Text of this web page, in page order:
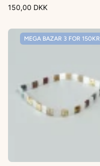
150,00 DKK
MEGA BAZAR 3 FOR 150KR